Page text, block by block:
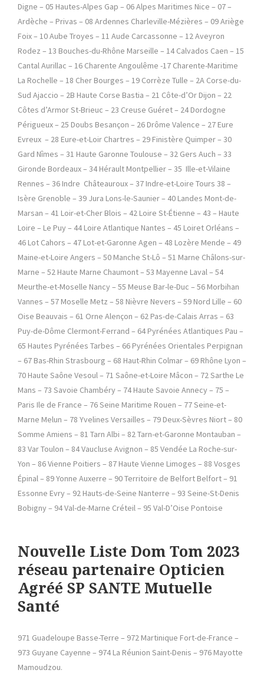
Digne – 05 Hautes-Alpes Gap – 06 Alpes Maritimes Nice – 07 –
Ardèche – Privas – 08 Ardennes Charleville-Mézières – 09 Ariège
Foix – 10 Aube Troyes – 11 Aude Carcassonne – 12 Aveyron
Rodez – 13 Bouches-du-Rhône Marseille – 14 Calvados Caen – 15
Cantal Aurillac – 16 Charente Angoulême -17 Charente-Maritime
La Rochelle – 18 Cher Bourges – 19 Corrèze Tulle – 2A Corse-du-
Sud Ajaccio – 2B Haute Corse Bastia – 21 Côte-d’Or Dijon – 22
Côtes d’Armor St-Brieuc – 23 Creuse Guéret – 24 Dordogne
Périgueux – 25 Doubs Besançon – 26 Drôme Valence – 27 Eure
Evreux – 28 Eure-et-Loir Chartres – 29 Finistère Quimper – 30
Gard Nîmes – 31 Haute Garonne Toulouse – 32 Gers Auch – 33
Gironde Bordeaux – 34 Hérault Montpellier – 35 Ille-et-Vilaine
Rennes – 36 Indre Châteauroux – 37 Indre-et-Loire Tours 38 –
Isère Grenoble – 39 Jura Lons-le-Saunier – 40 Landes Mont-de-
Marsan – 41 Loir-et-Cher Blois – 42 Loire St-Étienne – 43 – Haute
Loire – Le Puy – 44 Loire Atlantique Nantes – 45 Loiret Orléans –
46 Lot Cahors – 47 Lot-et-Garonne Agen – 48 Lozère Mende – 49
Maine-et-Loire Angers – 50 Manche St-Lô – 51 Marne Châlons-sur-
Marne – 52 Haute Marne Chaumont – 53 Mayenne Laval – 54
Meurthe-et-Moselle Nancy – 55 Meuse Bar-le-Duc – 56 Morbihan
Vannes – 57 Moselle Metz – 58 Nièvre Nevers – 59 Nord Lille – 60
Oise Beauvais – 61 Orne Alençon – 62 Pas-de-Calais Arras – 63
Puy-de-Dôme Clermont-Ferrand – 64 Pyrénées Atlantiques Pau –
65 Hautes Pyrénées Tarbes – 66 Pyrénées Orientales Perpignan
– 67 Bas-Rhin Strasbourg – 68 Haut-Rhin Colmar – 69 Rhône Lyon –
70 Haute Saône Vesoul – 71 Saône-et-Loire Mâcon – 72 Sarthe Le
Mans – 73 Savoie Chambéry – 74 Haute Savoie Annecy – 75 –
Paris Ile de France – 76 Seine Maritime Rouen – 77 Seine-et-
Marne Melun – 78 Yvelines Versailles – 79 Deux-Sèvres Niort – 80
Somme Amiens – 81 Tarn Albi – 82 Tarn-et-Garonne Montauban –
83 Var Toulon – 84 Vaucluse Avignon – 85 Vendée La Roche-sur-
Yon – 86 Vienne Poitiers – 87 Haute Vienne Limoges – 88 Vosges
Épinal – 89 Yonne Auxerre – 90 Territoire de Belfort Belfort – 91
Essonne Evry – 92 Hauts-de-Seine Nanterre – 93 Seine-St-Denis
Bobigny – 94 Val-de-Marne Créteil – 95 Val-D’Oise Pontoise
Nouvelle Liste Dom Tom 2023
réseau partenaire Opticien
Agréé SP SANTE Mutuelle
Santé
971 Guadeloupe Basse-Terre – 972 Martinique Fort-de-France –
973 Guyane Cayenne – 974 La Réunion Saint-Denis – 976 Mayotte
Mamoudzou.